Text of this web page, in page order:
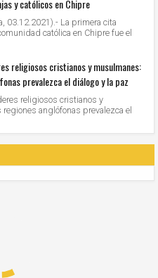
y católicos en Chipre
03.12.2021).- La primera cita
católica en Chipre fue el
religiosos cristianos y musulmanes:
prevalezca el diálogo y la paz
religiosos cristianos y
anglófonas prevalezca el